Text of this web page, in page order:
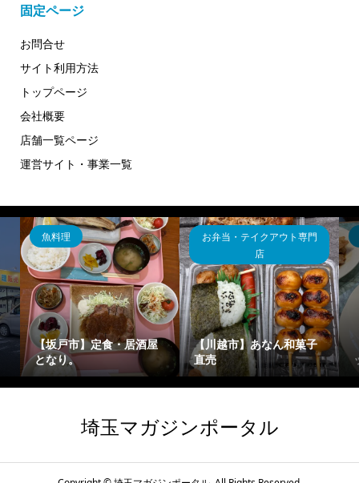
固定ページ
お問合せ
サイト利用方法
トップページ
会社概要
店舗一覧ページ
運営サイト・事業一覧
ハンバーグ
【川越市】コーヒーショ
ップマンデリン
カレー
【坂戸市】花きゃべつ
埼玉マガジンポータル